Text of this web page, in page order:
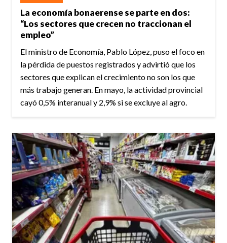
La economía bonaerense se parte en dos:
“Los sectores que crecen no traccionan el
empleo”
El ministro de Economía, Pablo López, puso el foco en
la pérdida de puestos registrados y advirtió que los
sectores que explican el crecimiento no son los que
más trabajo generan. En mayo, la actividad provincial
cayó 0,5% interanual y 2,9% si se excluye al agro.